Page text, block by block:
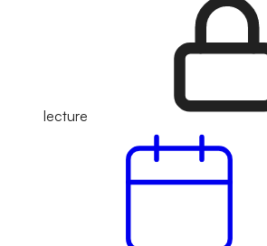
lecture